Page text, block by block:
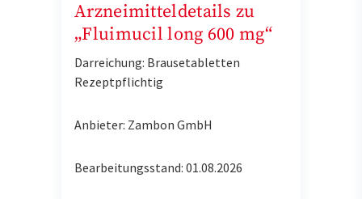
Arzneimitteldetails zu
„Fluimucil long 600 mg“
Darreichung: Brausetabletten
Rezeptpflichtig
Anbieter: Zambon GmbH
Bearbeitungsstand: 01.08.2026